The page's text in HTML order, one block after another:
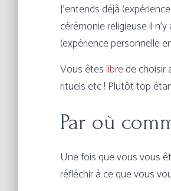
J’entends déjà
cérémonie religieuse il
(expérience personnelle
Vous êteslibrede choisir
rituels etc ! Plutôt top
Par où
Une fois que vous vous
réfléchir à ce que vous